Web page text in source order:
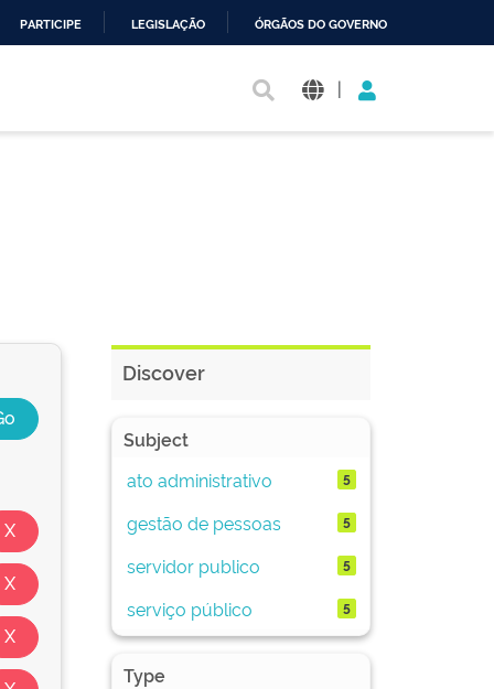
PARTICIPE LEGISLAÇÃO ÓRGÃOS DO GOVERNO
|
Discover
Subject
ato administrativo
5
gestão de pessoas 5
servidor publico 5
serviço público 5
Type